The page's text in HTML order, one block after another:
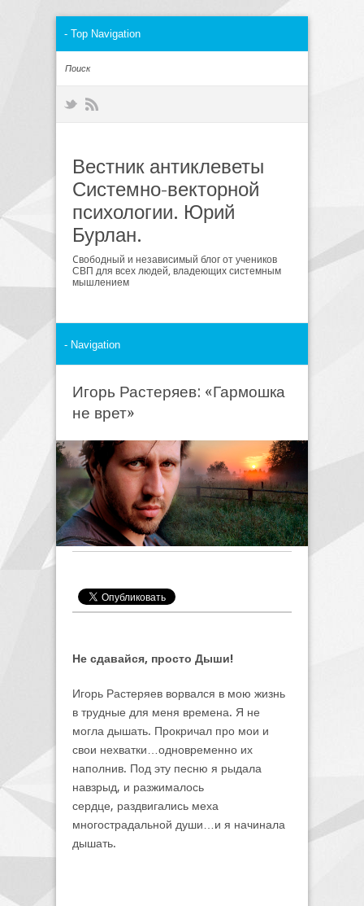
Вестник антиклеветы
Системно-векторной
психологии. Юрий
Бурлан.
Cвободный и независимый блог от учеников
СВП для всех людей, владеющих системным
мышлением
Игорь Растеряев: «Гармошка
не врет»
Не сдавайся, просто Дыши!
Игорь Растеряев ворвался в мою жизнь
в трудные для меня времена. Я не
могла дышать. Прокричал про мои и
свои нехватки…одновременно их
наполнив. Под эту песню я рыдала
навзрыд, и разжималось
сердце, раздвигались меха
многострадальной души…и я начинала
дышать.